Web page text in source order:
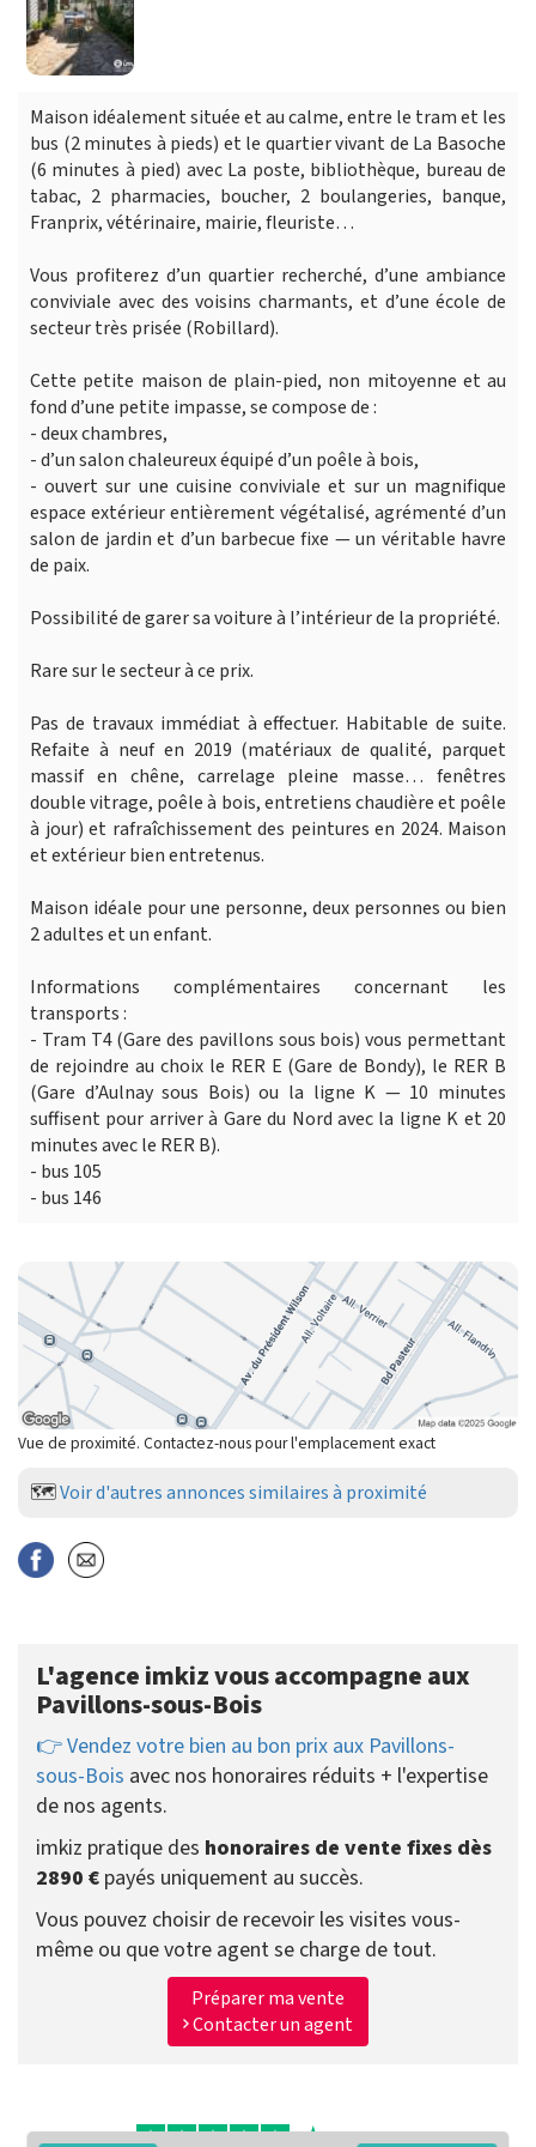
Maison idéalement située et au calme, entre le tram et les
bus (2 minutes à pieds) et le quartier vivant de La Basoche
(6 minutes à pied) avec La poste, bibliothèque, bureau de
tabac, 2 pharmacies, boucher, 2 boulangeries, banque,
Franprix, vétérinaire, mairie, fleuriste…
Vous profiterez d’un quartier recherché, d’une ambiance
conviviale avec des voisins charmants, et d’une école de
secteur très prisée (Robillard).
Cette petite maison de plain-pied, non mitoyenne et au
fond d’une petite impasse, se compose de :
- deux chambres,
- d’un salon chaleureux équipé d’un poêle à bois,
- ouvert sur une cuisine conviviale et sur un magnifique
espace extérieur entièrement végétalisé, agrémenté d’un
salon de jardin et d’un barbecue fixe — un véritable havre
de paix.
Possibilité de garer sa voiture à l’intérieur de la propriété.
Rare sur le secteur à ce prix.
Pas de travaux immédiat à effectuer. Habitable de suite.
Refaite à neuf en 2019 (matériaux de qualité, parquet
massif en chêne, carrelage pleine masse… fenêtres
double vitrage, poêle à bois, entretiens chaudière et poêle
à jour) et rafraîchissement des peintures en 2024. Maison
et extérieur bien entretenus.
Maison idéale pour une personne, deux personnes ou bien
2 adultes et un enfant.
Informations complémentaires concernant les
transports :
- Tram T4 (Gare des pavillons sous bois) vous permettant
de rejoindre au choix le RER E (Gare de Bondy), le RER B
(Gare d’Aulnay sous Bois) ou la ligne K — 10 minutes
suffisent pour arriver à Gare du Nord avec la ligne K et 20
minutes avec le RER B).
- bus 105
- bus 146
Vue de proximité. Contactez-nous pour l'emplacement exact
🗺️Voir d'autres annonces similaires à proximité
L'agence imkiz vous accompagne aux
Pavillons-sous-Bois
👉 Vendez votre bien au bon prix aux Pavillons-
sous-Bois avec nos honoraires réduits + l'expertise
de nos agents.
imkiz pratique des honoraires de vente fixes dès
2890 € payés uniquement au succès.
Vous pouvez choisir de recevoir les visites vous-
même ou que votre agent se charge de tout.
Préparer ma vente
Contacter un agent